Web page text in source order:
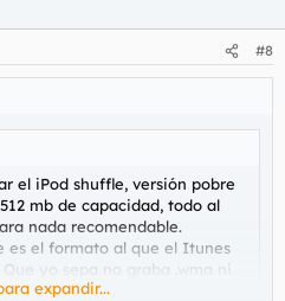
#8
el iPod shuffle, versión pobre
mb de capacidad, todo al
nada recomendable.
es el formato al que el Itunes
yo sepa no graba .wma ni
expandir...
expandir...